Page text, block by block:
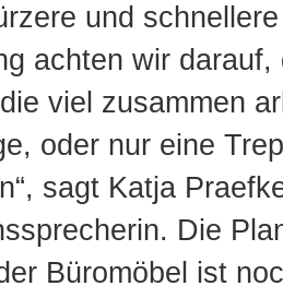
und
achten wir darauf,
viel zusammen
oder nur eine
sagt Katja
Die
Büromöbel ist